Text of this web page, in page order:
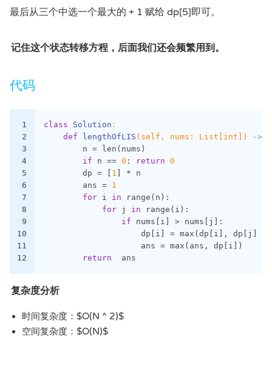
最后从三个中选一个最大的 + 1 赋给 dp[5]即可。
记住这个状态转移方程，后面我们还会频繁用到。
代码
1
2
3
4
5
6
7
8
9
10
11
12
class Solution :
def
lengthOfLIS (self, nums: List[int])
->
        n = len(nums)
if n == 0 : return 0
        dp = [
1 ] * n
        ans =
1
for i in range(n):
for j in range(i):
if nums[i] > nums[j]:
                    dp[i] = max(dp[i], dp[j] +
                    ans = max(ans, dp[i])
return
  ans
复杂度分析
时间复杂度：$O(N ^ 2)$
空间复杂度：$O(N)$